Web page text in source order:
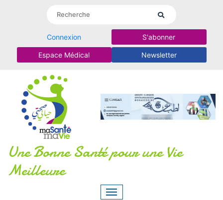
Connexion S'abonner
Espace Médical Newsletter
Une Bonne Santé pour une Vie
Meilleure